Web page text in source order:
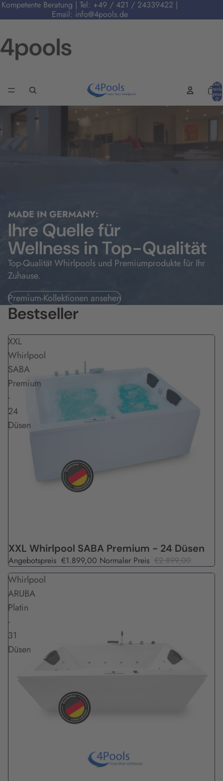
Kompetente Beratung | Tel: +49 / 421 / 24339422 |
Email: info@4pools.de
4pools
Artikel
0
MADE IN GERMANY:
Ihre Quelle für
Wellness in Top-Qualität
Top-Qualität Whirlpools und Premiumprodukte für Ihr
Zuhause.
Premium-Kollektionen ansehen
Bestseller
XXL
Whirlpool
SABA
Premium
-
24
Düsen
Angebot
XXL Whirlpool SABA Premium - 24 Düsen
Angebotspreis €1.899,00 Normaler Preis €2.899,00
Whirlpool
ARUBA
Platin
-
31
Düsen